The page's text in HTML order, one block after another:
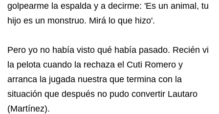
golpearme la espalda y a decirme: 'Es un animal, tu
hijo es un monstruo. Mirá lo que hizo'.
Pero yo no había visto qué había pasado. Recién vi
la pelota cuando la rechaza el Cuti Romero y
arranca la jugada nuestra que termina con la
situación que después no pudo convertir Lautaro
(Martínez).